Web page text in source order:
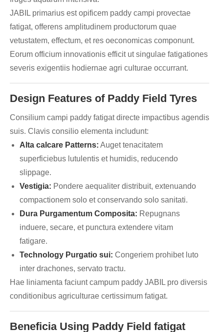
JABIL primarius est opificem paddy campi provectae
fatigat, offerens amplitudinem productorum quae
vetustatem, effectum, et res oeconomicas componunt.
Eorum officium innovationis efficit ut singulae fatigationes
severis exigentiis hodiernae agri culturae occurrant.
Design Features of Paddy Field Tyres
Consilium campi paddy fatigat directe impactibus agendis
suis. Clavis consilio elementa includunt:
Alta calcare Patterns: Auget tenacitatem
superficiebus lutulentis et humidis, reducendo
slippage.
Vestigia: Pondere aequaliter distribuit, extenuando
compactionem solo et conservando solo sanitati.
Dura Purgamentum Composita: Repugnans
induere, secare, et punctura extendere vitam
fatigare.
Technology Purgatio sui: Congeriem prohibet luto
inter drachones, servato tractu.
Hae liniamenta faciunt campum paddy JABIL pro diversis
conditionibus agriculturae certissimum fatigat.
Beneficia Using Paddy Field fatigat